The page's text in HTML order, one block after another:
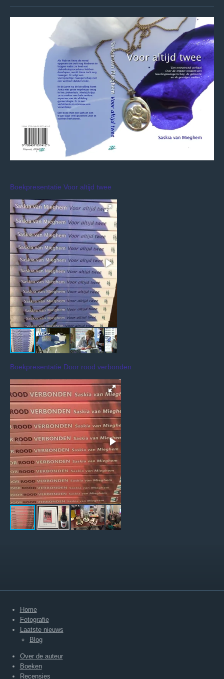
Boekpresentatie Voor altijd twee
Boekpresentatie Door rood verbonden
Home
Fotografie
Laatste nieuws
Blog
Over de auteur
Boeken
Recensies